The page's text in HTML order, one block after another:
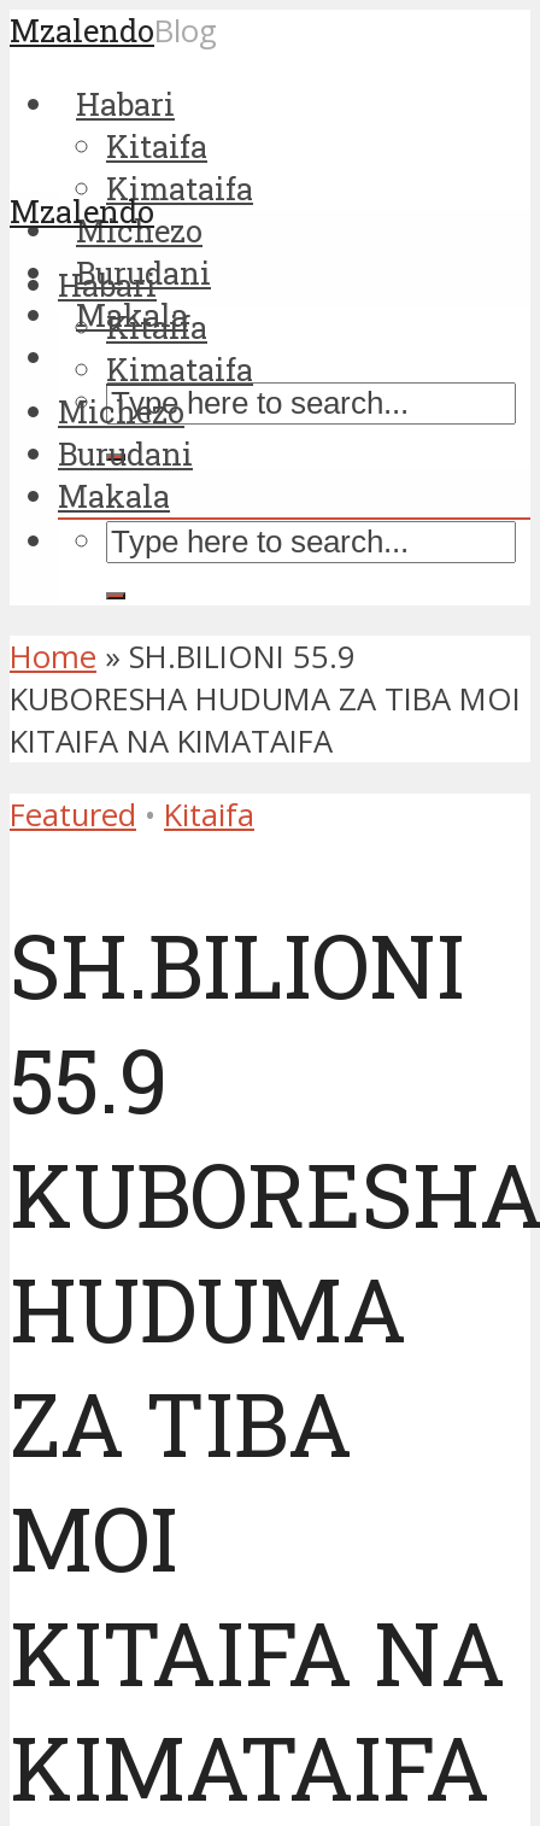
MzalendoBlog
Habari
Kitaifa
Kimataifa
Michezo
Burudani
Makala
Mzalendo
Habari
Kitaifa
Kimataifa
Michezo
Burudani
Makala
Home » SH.BILIONI 55.9
KUBORESHA HUDUMA ZA TIBA MOI
KITAIFA NA KIMATAIFA
Featured • Kitaifa
SH.BILIONI
55.9
HUDUMA
ZA TIBA
MOI
KITAIFA NA
KIMATAIFA